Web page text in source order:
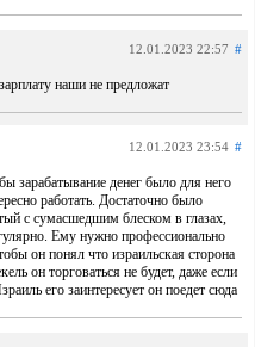
12.01.2023 22:57 #
наши не предложат
12.01.2023 23:54 #
зарабатывание денег было для него
работать. Достаточно было
с сумасшедшим блеском в глазах,
Ему нужно профессионально
он понял что израильская сторона
он торговаться не будет, даже если
его заинтересует он поедет сюда